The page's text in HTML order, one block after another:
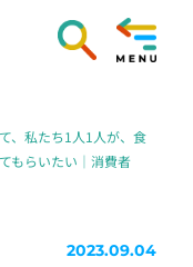
、私たち1人1人が、食
もらいたい｜消費者
2023.09.04